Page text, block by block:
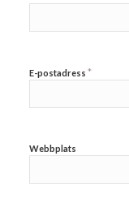
E-postadress *
Webbplats